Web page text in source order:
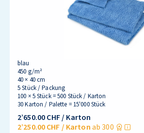
blau
450 g/m²
40 × 40 cm
5 Stück / Packung
100 × 5 Stück = 500 Stück / Karton
30 Karton / Palette = 15'000 Stück
2’650.00 CHF/ Karton
2’250.00 CHF/ Kartonab 300